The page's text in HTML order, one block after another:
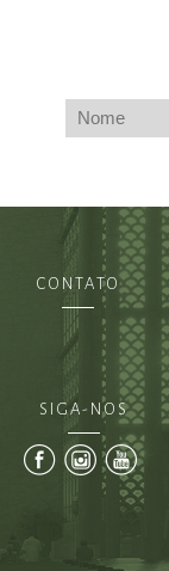
CONTATO
SIGA-NOS